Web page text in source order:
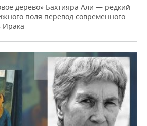
дерево» Бахтияра Али — редкий
поля перевод современного
Ирака